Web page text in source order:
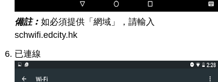
備註︰ 如必須提供「網域」，請輸入
schwifi.edcity.hk
已連線